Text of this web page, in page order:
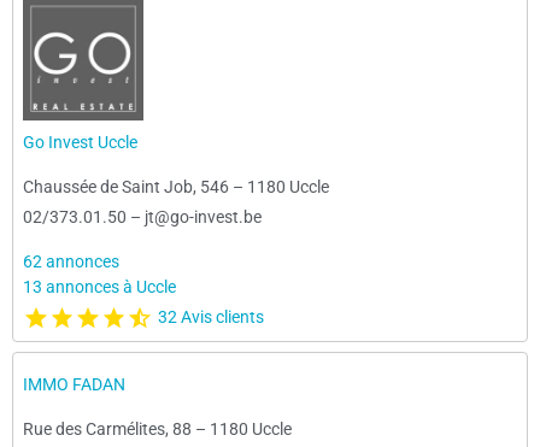
Go Invest Uccle
Chaussée de Saint Job, 546 – 1180 Uccle
02/373.01.50 – jt@go-invest.be
62 annonces
13 annonces à Uccle
32 Avis clients
IMMO FADAN
Rue des Carmélites, 88 – 1180 Uccle